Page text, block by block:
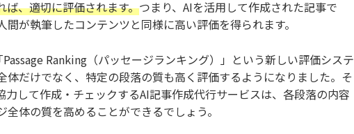
ば、適切に評価されます。つまり、AIを活用して作成された記事で
間が執筆したコンテンツと同様に高い評価を得られます。
Ranking（パッセージランキング）」という新しい評価システ
体だけでなく、特定の段落の質も高く評価するようになりました。そ
力して作成・チェックするAI記事作成代行サービスは、各段落の内容
全体の質を高めることができるでしょう。